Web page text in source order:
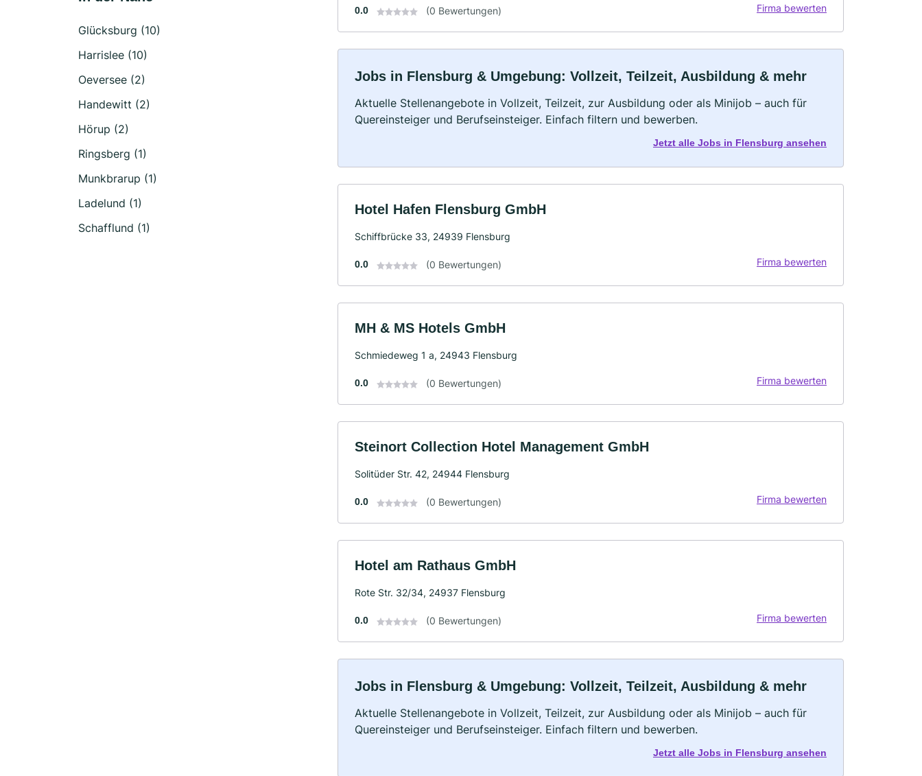
Glücksburg (10)
Harrislee (10)
Oeversee (2)
Handewitt (2)
Hörup (2)
Ringsberg (1)
Munkbrarup (1)
Ladelund (1)
Schafflund (1)
0.0 (0 Bewertungen) Firma bewerten
Jobs in Flensburg & Umgebung: Vollzeit, Teilzeit, Ausbildung & mehr
Aktuelle Stellenangebote in Vollzeit, Teilzeit, zur Ausbildung oder als Minijob – auch für
Quereinsteiger und Berufseinsteiger. Einfach filtern und bewerben.
Jetzt alle Jobs in Flensburg ansehen
Hotel Hafen Flensburg GmbH
Schiffbrücke 33, 24939 Flensburg
0.0 (0 Bewertungen) Firma bewerten
MH & MS Hotels GmbH
Schmiedeweg 1 a, 24943 Flensburg
0.0 (0 Bewertungen) Firma bewerten
Steinort Collection Hotel Management GmbH
Solitüder Str. 42, 24944 Flensburg
0.0 (0 Bewertungen) Firma bewerten
Hotel am Rathaus GmbH
Rote Str. 32/34, 24937 Flensburg
0.0 (0 Bewertungen) Firma bewerten
Jobs in Flensburg & Umgebung: Vollzeit, Teilzeit, Ausbildung & mehr
Aktuelle Stellenangebote in Vollzeit, Teilzeit, zur Ausbildung oder als Minijob – auch für
Quereinsteiger und Berufseinsteiger. Einfach filtern und bewerben.
Jetzt alle Jobs in Flensburg ansehen